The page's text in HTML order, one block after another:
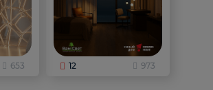
653 12 973